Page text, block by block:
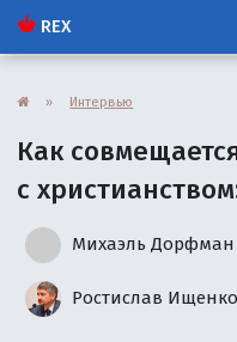
REX
» Интервью
Как
с
Михаэль Дорфман
Ростислав Ищенко